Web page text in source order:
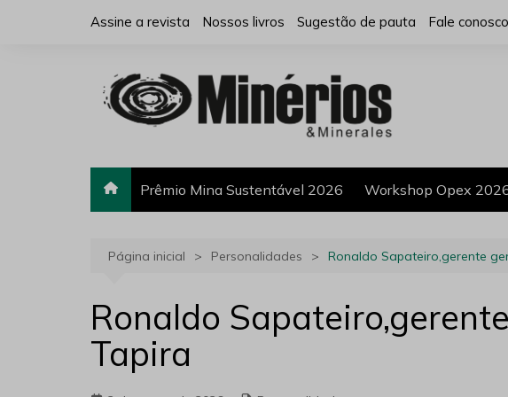
Assine a revista Nossos livros Sugestão de pauta Fale conosco
Prêmio Mina Sustentável 2026 Workshop Opex
Página inicial Personalidades Ronaldo Sapateiro,gerente
Ronaldo
Tapira